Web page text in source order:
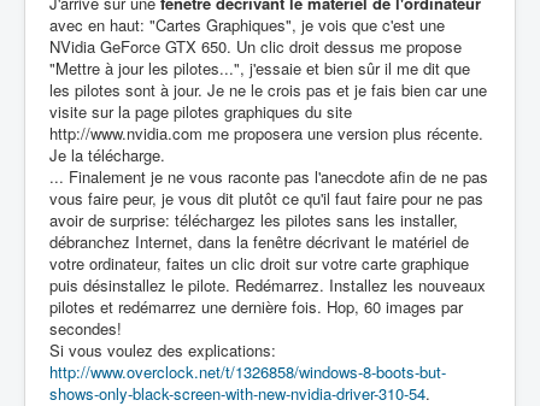
avec en haut: "Cartes Graphiques", je vois que c'est une
NVidia GeForce GTX 650. Un clic droit dessus me propose
"Mettre à jour les pilotes...", j'essaie et bien sûr il me dit que
les pilotes sont à jour. Je ne le crois pas et je fais bien car une
visite sur la page pilotes graphiques du site
http://www.nvidia.com me proposera une version plus récente.
Je la télécharge.
... Finalement je ne vous raconte pas l'anecdote afin de ne pas
vous faire peur, je vous dit plutôt ce qu'il faut faire pour ne pas
avoir de surprise: téléchargez les pilotes sans les installer,
débranchez Internet, dans la fenêtre décrivant le matériel de
votre ordinateur, faites un clic droit sur votre carte graphique
puis désinstallez le pilote. Redémarrez. Installez les nouveaux
pilotes et redémarrez une dernière fois. Hop, 60 images par
secondes!
Si vous voulez des explications:
http://www.overclock.net/t/1326858/windows-8-boots-but-
shows-only-black-screen-with-new-nvidia-driver-310-54.